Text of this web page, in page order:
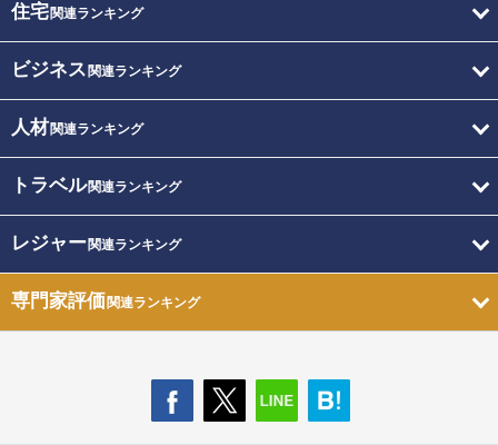
住宅関連ランキング
ビジネス 関連ランキング
人材関連ランキング
トラベル関連ランキング
レジャー関連ランキング
専門家評価関連ランキング